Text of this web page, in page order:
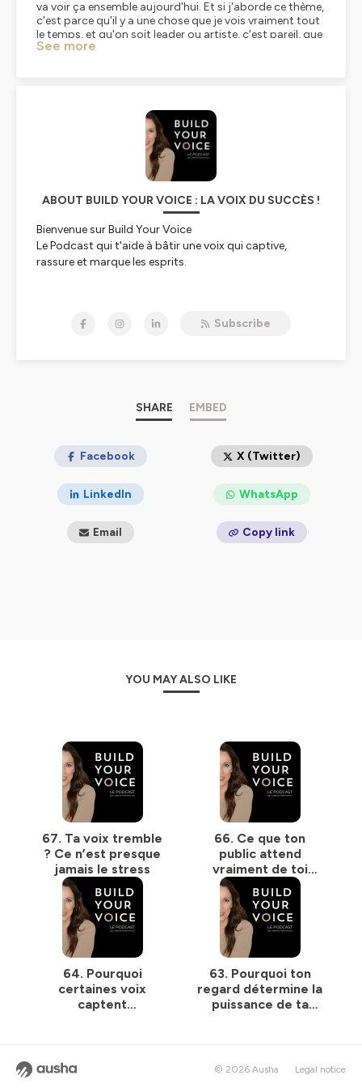
See more
ABOUT BUILD YOUR VOICE : LA VOIX DU SUCCÈS !
Bienvenue sur Build Your Voice
Le Podcast qui t'aide à bâtir une voix qui captive,
rassure et marque les esprits.
Le monde a besoin de voir briller le/la leader en toi.
Et toi, tu as simplement besoin d'ACTIVER ta voix.
On va faire ça ensemble.
Laetitia
Le premier pas pour libérer ta voix est juste là
Suis le lien etréserve un appel
pour échanger
Subscribe
SHARE EMBED
Facebook X (Twitter)
LinkedIn WhatsApp
Email Copy link
YOU MAY ALSO LIKE
67. Ta voix tremble
? Ce n’est presque
jamais le stress
66. Ce que ton
public attend
vraiment de toi
(artistes & leaders :
la confiance se joue
avant le premier
mot)
64. Pourquoi
certaines voix
captent
pression
63. Pourquoi ton
regard détermine la
puissance de ta
© 2026 Ausha Legal notice